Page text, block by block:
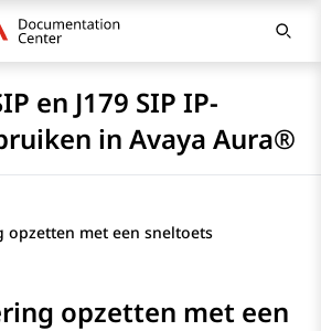
en J179 SIP IP-
in Avaya Aura®
opzetten met een sneltoets
opzetten met een